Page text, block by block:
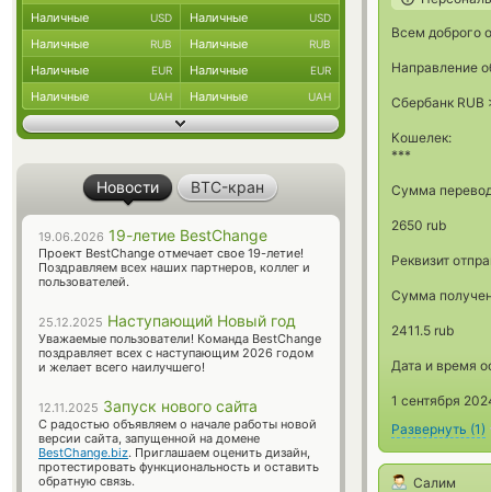
Всем доброго
Направление
Сбербанк RUB
Кошелек:
***
Сумма
2650 rub
Реквизит
Сумма
2411.5 rub
Дата и время
1 сентября
Развернуть (1)
Салим
Наличные USD Наличные USD
Наличные RUB Наличные RUB
Наличные EUR Наличные EUR
Наличные UAH Наличные UAH
Новости BTC-кран
19.06.2026 19-летие BestChange
Проект BestChange отмечает свое 19-летие!
Поздравляем всех наших партнеров, коллег и
пользователей.
25.12.2025 Наступающий Новый год
Уважаемые пользователи! Команда BestChange
поздравляет всех с наступающим 2026 годом
и желает всего наилучшего!
12.11.2025 Запуск нового сайта
С радостью объявляем о начале работы новой
версии сайта, запущенной на домене
BestChange.biz. Приглашаем оценить дизайн,
протестировать функциональность и оставить
обратную связь.